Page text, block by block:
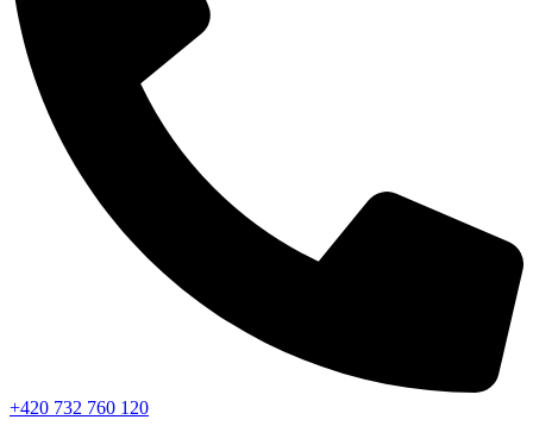
+420 732 760 120